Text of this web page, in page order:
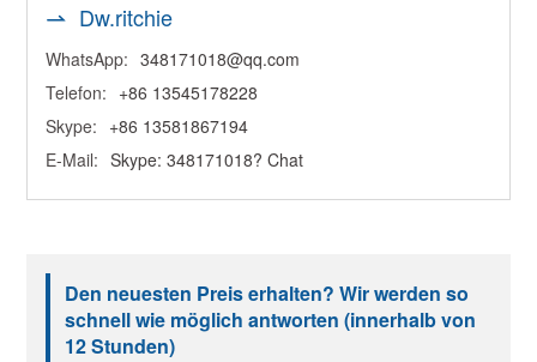
Den neuesten Preis erhalten? Wir werden so
schnell wie möglich antworten (innerhalb von
12 Stunden)
Dw.ritchie
WhatsApp: 348171018@qq.com
Telefon: +86 13545178228
Skype: +86 13581867194
E-Mail: Skype: 348171018? Chat